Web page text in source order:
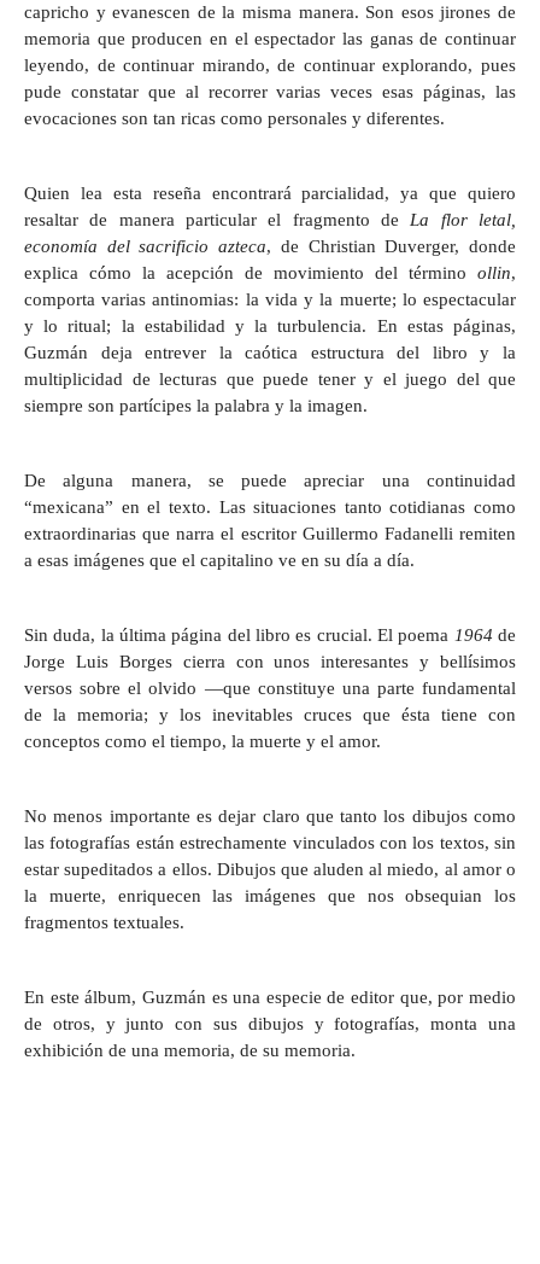
capricho y evanescen de la misma manera. Son esos jirones de
memoria que producen en el espectador las ganas de continuar
leyendo, de continuar mirando, de continuar explorando, pues
pude constatar que al recorrer varias veces esas páginas, las
evocaciones son tan ricas como personales y diferentes.
Quien lea esta reseña encontrará parcialidad, ya que quiero
resaltar de manera particular el fragmento de La flor letal,
economía del sacrificio azteca, de Christian Duverger, donde
explica cómo la acepción de movimiento del término ollin,
comporta varias antinomias: la vida y la muerte; lo espectacular
y lo ritual; la estabilidad y la turbulencia. En estas páginas,
Guzmán deja entrever la caótica estructura del libro y la
multiplicidad de lecturas que puede tener y el juego del que
siempre son partícipes la palabra y la imagen.
De alguna manera, se puede apreciar una continuidad
“mexicana” en el texto. Las situaciones tanto cotidianas como
extraordinarias que narra el escritor Guillermo Fadanelli remiten
a esas imágenes que el capitalino ve en su día a día.
Sin duda, la última página del libro es crucial. El poema 1964de
Jorge Luis Borges cierra con unos interesantes y bellísimos
versos sobre el olvido —que constituye una parte fundamental
de la memoria; y los inevitables cruces que ésta tiene con
conceptos como el tiempo, la muerte y el amor.
No menos importante es dejar claro que tanto los dibujos como
las fotografías están estrechamente vinculados con los textos, sin
estar supeditados a ellos. Dibujos que aluden al miedo, al amor o
la muerte, enriquecen las imágenes que nos obsequian los
fragmentos textuales.
En este álbum, Guzmán es una especie de editor que, por medio
de otros, y junto con sus dibujos y fotografías, monta una
exhibición de una memoria, de su memoria.